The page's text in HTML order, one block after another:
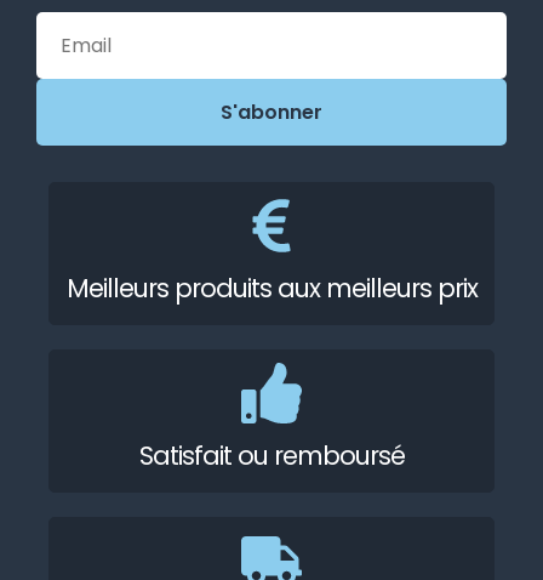
Meilleurs produits aux meilleurs prix
Satisfait ou remboursé